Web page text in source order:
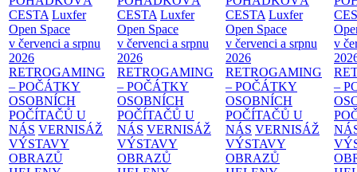
CESTA Luxfer
Open Space
v červenci a srpnu
2026
RETROGAMING
– POČÁTKY
OSOBNÍCH
POČÍTAČŮ U
NÁS VERNISÁŽ
VÝSTAVY
OBRAZŮ
CESTA Luxfer
Open Space
v červenci a srpnu
2026
RETROGAMING
– POČÁTKY
OSOBNÍCH
POČÍTAČŮ U
NÁS VERNISÁŽ
VÝSTAVY
OBRAZŮ
CESTA Luxfer
Open Space
v červenci a srpnu
2026
RETROGAMING
– POČÁTKY
OSOBNÍCH
POČÍTAČŮ U
NÁS VERNISÁŽ
VÝSTAVY
OBRAZŮ
v
–